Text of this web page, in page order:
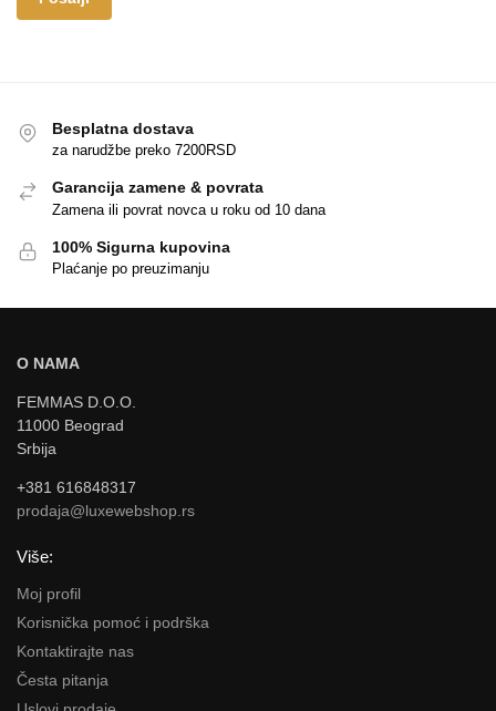
Besplatna dostava
za narudžbe preko 7200RSD
Garancija zamene & povrata
Zamena ili povrat novca u roku od 10 dana
100% Sigurna kupovina
Plaćanje po preuzimanju
O NAMA
FEMMAS D.O.O.
11000 Beograd
Srbija
+381 616848317
prodaja@luxewebshop.rs
Više:
Moj profil
Korisnička pomoć i podrška
Kontaktirajte nas
Česta pitanja